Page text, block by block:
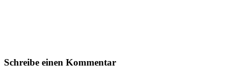
Schreibe einen Kommentar